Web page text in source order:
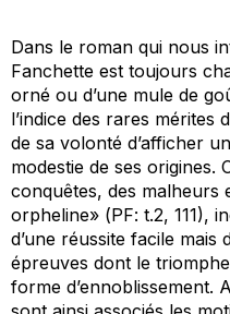
Dans le roman qui nous
Fanchette est toujours
orné ou d’une mule de
l’indice des rares mérites
de sa volonté d’afficher
modestie de ses origines.
conquêtes, des malheurs
orpheline» (PF: t.2, 111),
d’une réussite facile
épreuves dont le
forme d’ennoblissement.